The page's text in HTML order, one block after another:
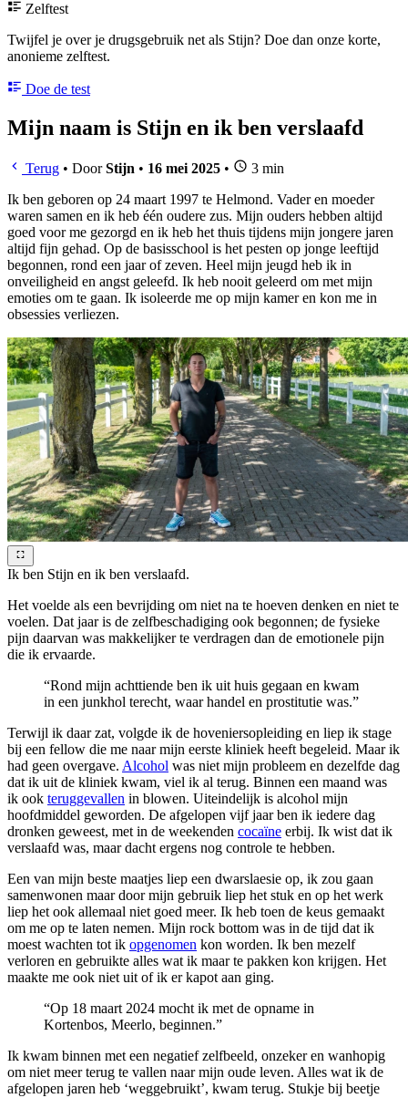
Zelftest
Twijfel je over je drugsgebruik net als Stijn? Doe dan onze korte,
anonieme zelftest.
Doe de test
Mijn naam is Stijn en ik ben verslaafd
Terug • DoorStijn • 16 mei 2025 •
3 min
Ik ben geboren op 24 maart 1997 te Helmond. Vader en moeder
waren samen en ik heb één oudere zus. Mijn ouders hebben altijd
goed voor me gezorgd en ik heb het thuis tijdens mijn jongere jaren
altijd fijn gehad. Op de basisschool is het pesten op jonge leeftijd
begonnen, rond een jaar of zeven. Heel mijn jeugd heb ik in
onveiligheid en angst geleefd. Ik heb nooit geleerd om met mijn
emoties om te gaan. Ik isoleerde me op mijn kamer en kon me in
obsessies verliezen.
Ik ben Stijn en ik ben verslaafd.
Het voelde als een bevrijding om niet na te hoeven denken en niet te
voelen. Dat jaar is de zelfbeschadiging ook begonnen; de fysieke
pijn daarvan was makkelijker te verdragen dan de emotionele pijn
die ik ervaarde.
“Rond mijn achttiende ben ik uit huis gegaan en kwam
in een junkhol terecht, waar handel en prostitutie was.”
Terwijl ik daar zat, volgde ik de hoveniersopleiding en liep ik stage
bij een fellow die me naar mijn eerste kliniek heeft begeleid. Maar ik
had geen overgave. Alcohol was niet mijn probleem en dezelfde dag
dat ik uit de kliniek kwam, viel ik al terug. Binnen een maand was
ik ook teruggevallen in blowen. Uiteindelijk is alcohol mijn
hoofdmiddel geworden. De afgelopen vijf jaar ben ik iedere dag
dronken geweest, met in de weekenden cocaïne erbij. Ik wist dat ik
verslaafd was, maar dacht ergens nog controle te hebben.
Een van mijn beste maatjes liep een dwarslaesie op, ik zou gaan
samenwonen maar door mijn gebruik liep het stuk en op het werk
liep het ook allemaal niet goed meer. Ik heb toen de keus gemaakt
om me op te laten nemen. Mijn rock bottom was in de tijd dat ik
moest wachten tot ik opgenomen kon worden. Ik ben mezelf
verloren en gebruikte alles wat ik maar te pakken kon krijgen. Het
maakte me ook niet uit of ik er kapot aan ging.
“Op 18 maart 2024 mocht ik met de opname in
Kortenbos, Meerlo, beginnen.”
Ik kwam binnen met een negatief zelfbeeld, onzeker en wanhopig
om niet meer terug te vallen naar mijn oude leven. Alles wat ik de
afgelopen jaren heb ‘weggebruikt’, kwam terug. Stukje bij beetje